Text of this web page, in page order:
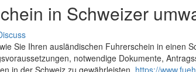
in Schweizer
Sie Ihren ausländischen Fuhrerschein in einen
notwendige Dokumente,
in der Schweiz zu gewährleisten. https://